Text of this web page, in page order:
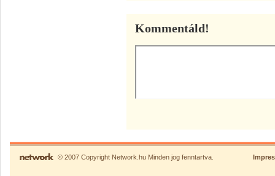
Kommentáld!
© 2007 Copyright Network.hu Minden jog fenntartva.